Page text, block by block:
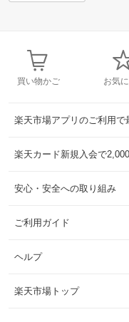
買い物かご お気
楽天市場アプリのご利用で
楽天カード新規入会で
安心・安全への取り組み
ご利用ガイド
ヘルプ
楽天市場トップ